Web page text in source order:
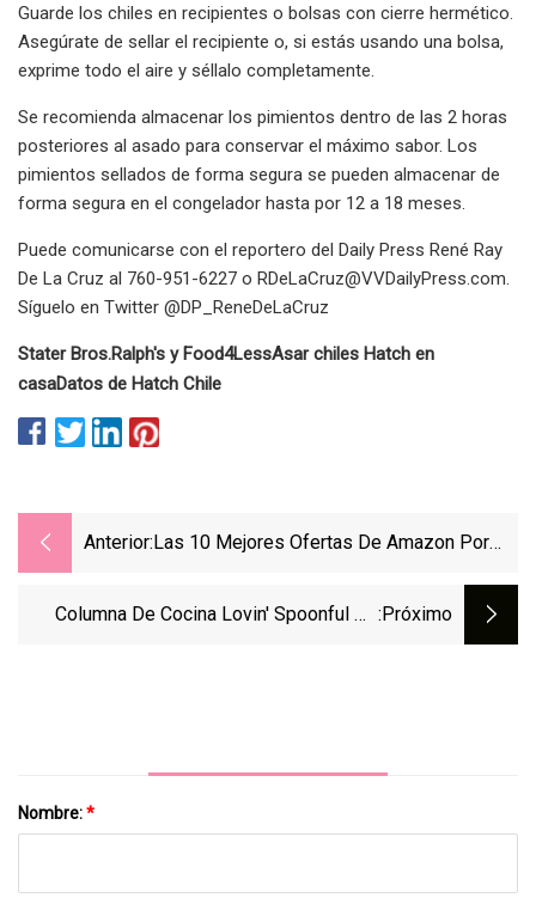
Guarde los chiles en recipientes o bolsas con cierre hermético.
Asegúrate de sellar el recipiente o, si estás usando una bolsa,
exprime todo el aire y séllalo completamente.
Se recomienda almacenar los pimientos dentro de las 2 horas
posteriores al asado para conservar el máximo sabor. Los
pimientos sellados de forma segura se pueden almacenar de
forma segura en el congelador hasta por 12 a 18 meses.
Puede comunicarse con el reportero del Daily Press René Ray
De La Cruz al 760-951-6227 o RDeLaCruz@VVDailyPress.com.
Síguelo en Twitter @DP_ReneDeLaCruz
Stater Bros.Ralph's y Food4LessAsar chiles Hatch en
casaDatos de Hatch Chile
Anterior: Las 10 Mejores Ofertas De Amazon Por
Semana
Columna De Cocina Lovin' Spoonful De :próximo
Nombre:*